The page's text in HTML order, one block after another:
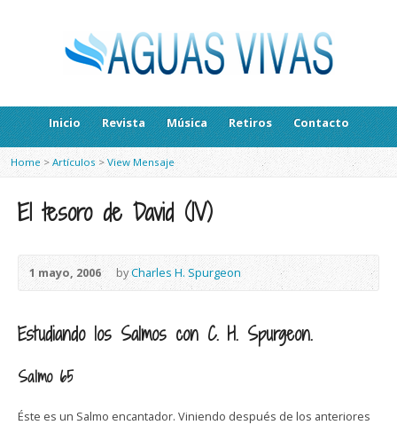
Inicio Revista Música Retiros Contacto
Home > Artículos > View Mensaje
El tesoro de David (IV)
1 mayo, 2006 byCharles H. Spurgeon
Estudiando los Salmos con C. H. Spurgeon.
Salmo 65
Éste es un Salmo encantador. Viniendo después de los anteriores